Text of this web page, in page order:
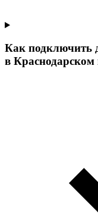
Как подключить
в Краснодарском